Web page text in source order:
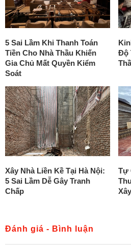
5 Sai Lầm Khi Thanh Toán
Tiền Cho Nhà Thầu Khiến
Gia Chủ Mất Quyền Kiểm
Soát
Độ
Xây Nhà Liền Kề Tại Hà Nội:
5 Sai Lầm Dễ Gây Tranh
Chấp
Tự
Đánh giá - Bình luận